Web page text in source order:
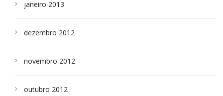
janeiro 2013
dezembro 2012
novembro 2012
outubro 2012